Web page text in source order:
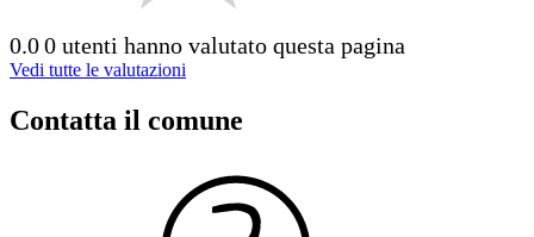
0.00 utenti hanno valutato questa pagina
Vedi tutte le valutazioni
Contatta il comune